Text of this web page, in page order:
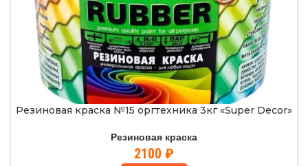
Резиновая краска №15 оргтехника 3кг «Super Decor»
Резиновая краска
2100 ₽